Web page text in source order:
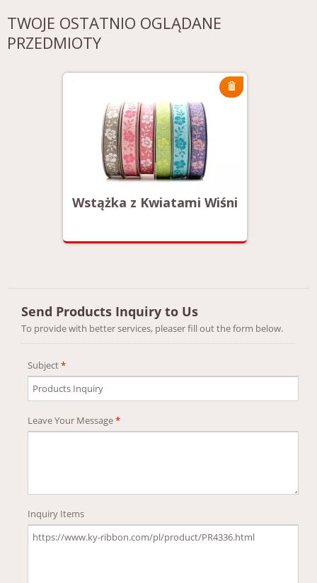
TWOJE OSTATNIO OGLĄDANE
PRZEDMIOTY
Wstążka z Kwiatami Wiśni